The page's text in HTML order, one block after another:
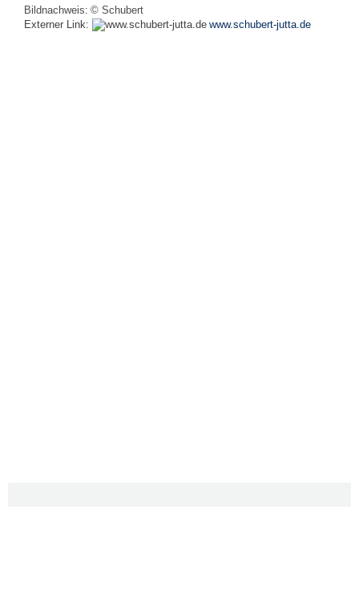
Bildnachweis: © Schubert
Externer Link:
www.schubert-jutta.de